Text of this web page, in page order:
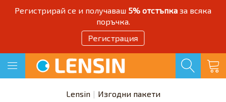
Регистрирай се и получаваш 5% отстъпка за всяка
поръчка.
Регистрация
Lensin
Изгодни пакети